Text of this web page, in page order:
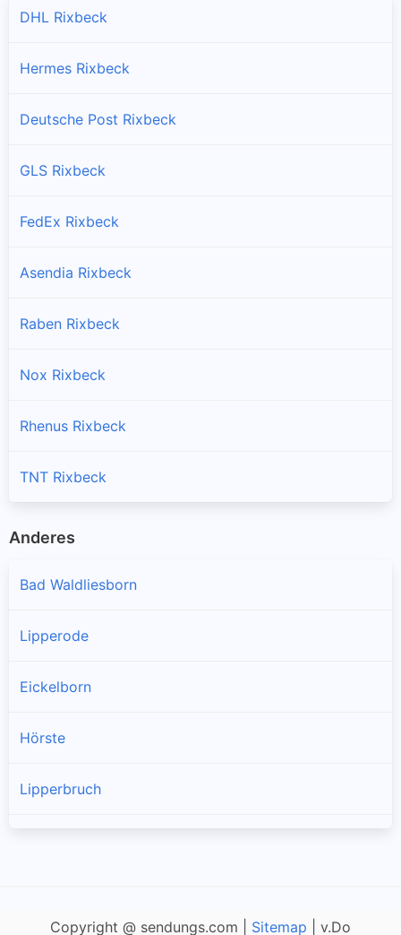
DHL Rixbeck
Hermes Rixbeck
Deutsche Post Rixbeck
GLS Rixbeck
FedEx Rixbeck
Asendia Rixbeck
Raben Rixbeck
Nox Rixbeck
Rhenus Rixbeck
TNT Rixbeck
Anderes
Bad Waldliesborn
Lipperode
Eickelborn
Hörste
Lipperbruch
Copyright @ sendungs.com | Sitemap | v.Do